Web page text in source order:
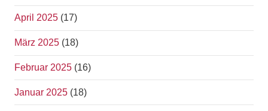
April 2025 (17)
März 2025 (18)
Februar 2025 (16)
Januar 2025 (18)